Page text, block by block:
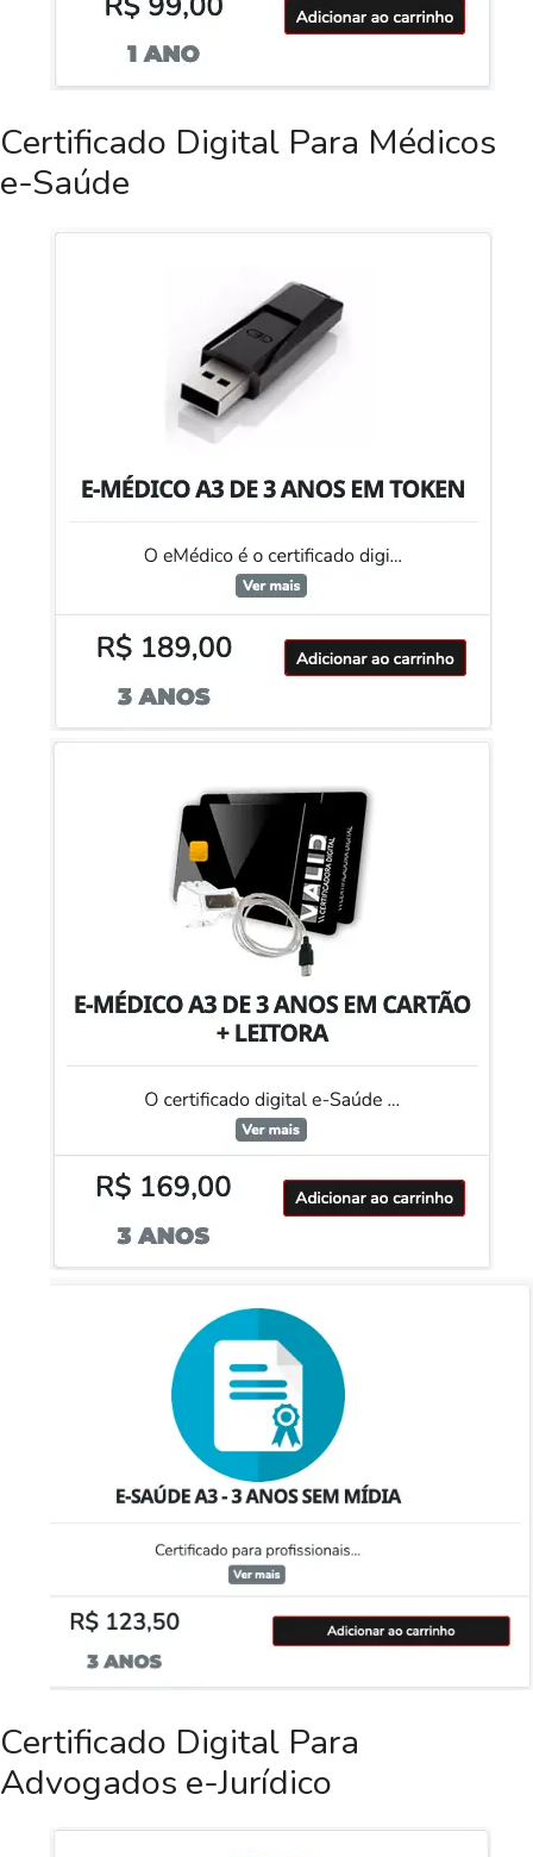
Certificado Digital Para Médicos
e-Saúde
Certificado Digital Para
Advogados e-Jurídico